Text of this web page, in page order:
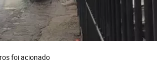
foi acionado